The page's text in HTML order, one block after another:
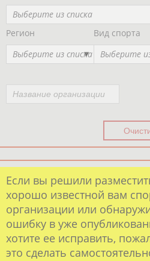
Выберите из списка
Регион
Выберите из списка
Вид спорта
Выберите
Если вы решили
хорошо известной вам
организации или
ошибку в уже
хотите ее исправить,
это сделать